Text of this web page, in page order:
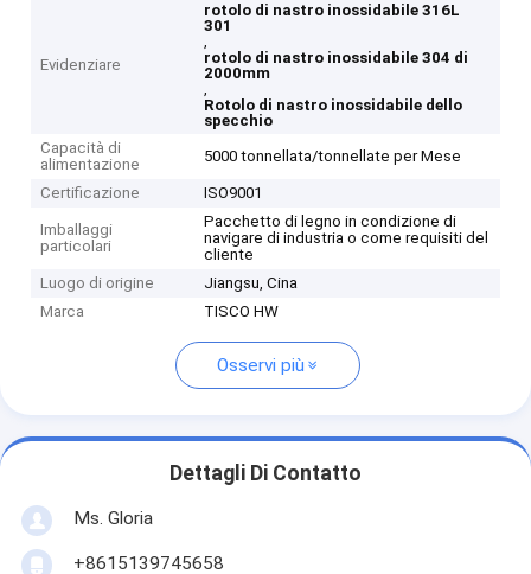
Evidenziare
rotolo di nastro inossidabile 316L
301
,
rotolo di nastro inossidabile 304 di
2000mm
,
Rotolo di nastro inossidabile dello
specchio
Capacità di
alimentazione
5000 tonnellata/tonnellate per Mese
Certificazione ISO9001
Imballaggi
particolari
Pacchetto di legno in condizione di
navigare di industria o come requisiti del
cliente
Luogo di origine
Jiangsu, Cina
Marca
TISCO HW
Osservi più
Dettagli Di Contatto
Ms. Gloria
+8615139745658